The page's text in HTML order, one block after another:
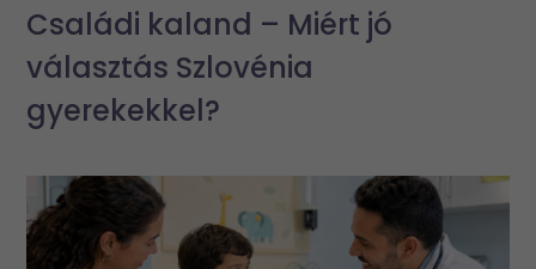
Családi kaland – Miért jó
választás Szlovénia
gyerekekkel?